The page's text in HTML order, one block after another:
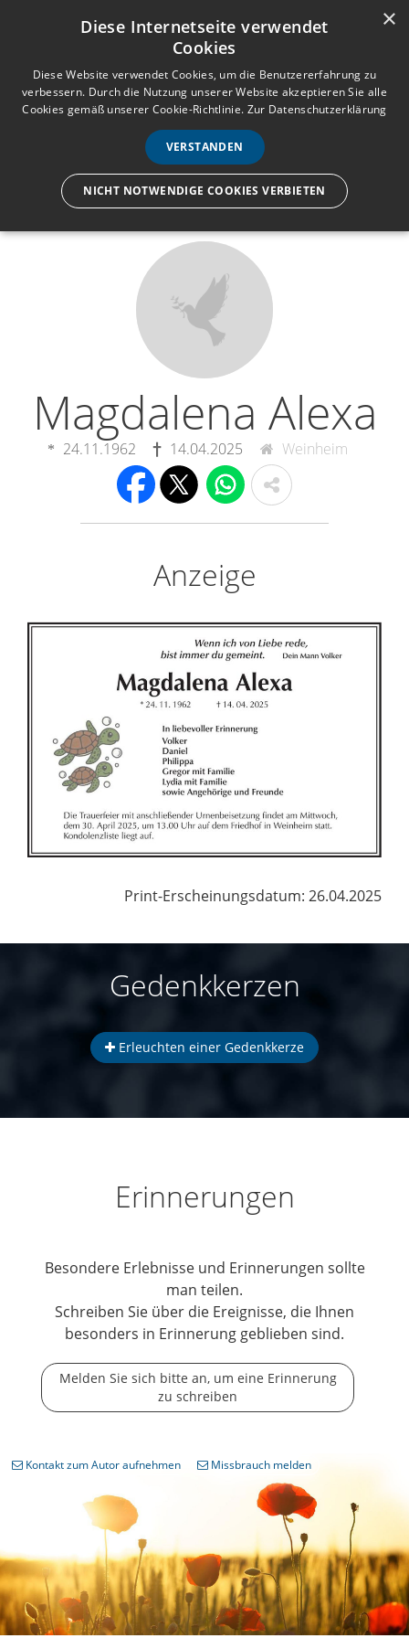
Anmelden Registrieren
e
n
ü
Wir lassen nur die Hand los,
Magdalena Alexa
24.11.1962 14.04.2025 Weinheim
Anzeige
Print-Erscheinungsdatum: 26.04.2025
Gedenkkerzen
Erleuchten einer Gedenkkerze
Erinnerungen
Besondere Erlebnisse und Erinnerungen sollte
man teilen.
Schreiben Sie über die Ereignisse, die Ihnen
besonders in Erinnerung geblieben sind.
Melden Sie sich bitte an, um eine Erinnerung
zu schreiben
Kontakt zum Autor aufnehmen Missbrauch melden
×
Diese Internetseite verwendet
Cookies
Diese Website verwendet Cookies, um die Benutzererfahrung zu
verbessern. Durch die Nutzung unserer Website akzeptieren Sie alle
Cookies gemäß unserer Cookie-Richtlinie. Zur Datenschutzerklärung
VERSTANDEN
NICHT NOTWENDIGE COOKIES VERBIETEN